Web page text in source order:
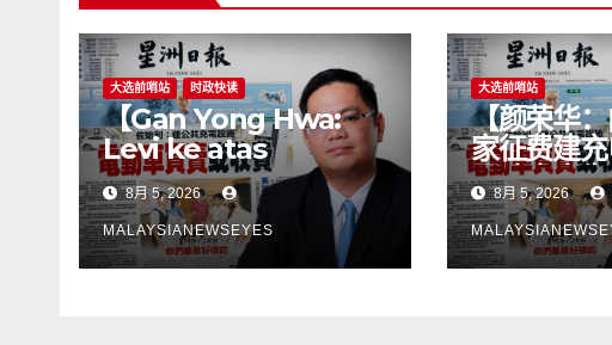
大选前哨站 时政快读
【Gan Yong Hwa:
Levi ke atas
pembeli EV untuk
membina stesen
pengecasan satu
langkah
8月 5, 2026
MALAYSIANEWSEYES
大选前哨站
【颜荣华
家征费建
置政府应
颈 勿将责
者】
8月 5, 2026